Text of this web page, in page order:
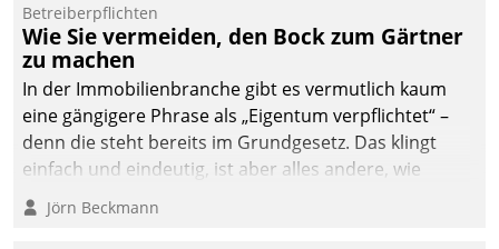
operativen
Instandhaltung in die
SAP-Systemlandschaft
deutscher
Wohnungsunternehmen
– und beschleunigt damit
Mieteranliegen zum
Betreiberpflichten
Wie Sie vermeiden, den Bock zum Gärtner
zu machen
In der Immobilienbranche gibt es vermutlich kaum
eine gängigere Phrase als „Eigentum verpflichtet“ –
denn die steht bereits im Grundgesetz. Das klingt
einfach und eindeutig, ist aber alles andere, wie
Branchenbeschäftigte wissen. Denn mit der
Verantwortung folgen Verpflichtungen.
Jörn Beckmann